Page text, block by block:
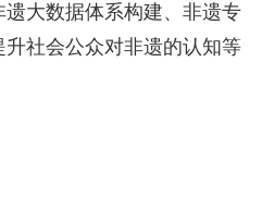
大数据体系构建、非遗专
社会公众对非遗的认知等